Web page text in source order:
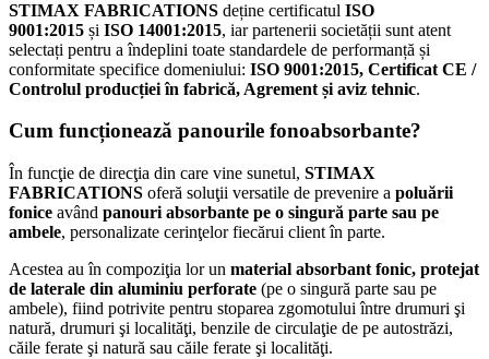
STIMAX FABRICATIONS deține certificatul ISO
9001:2015 și ISO 14001:2015, iar partenerii societății sunt atent
selectați pentru a îndeplini toate standardele de performanță și
conformitate specifice domeniului: ISO 9001:2015, Certificat CE /
Controlul producției în fabrică, Agrement și aviz tehnic.
Cum funcționează panourile fonoabsorbante?
În funcţie de direcţia din care vine sunetul, STIMAX
FABRICATIONS oferă soluţii versatile de prevenire a poluării
fonice având panouri absorbante pe o singură parte sau pe
ambele, personalizate cerinţelor fiecărui client în parte.
Acestea au în compoziţia lor un material absorbant fonic, protejat
de laterale din aluminiu perforate (pe o singură parte sau pe
ambele), fiind potrivite pentru stoparea zgomotului între drumuri şi
natură, drumuri şi localităţi, benzile de circulaţie de pe autostrăzi,
căile ferate şi natură sau căile ferate şi localităţi.